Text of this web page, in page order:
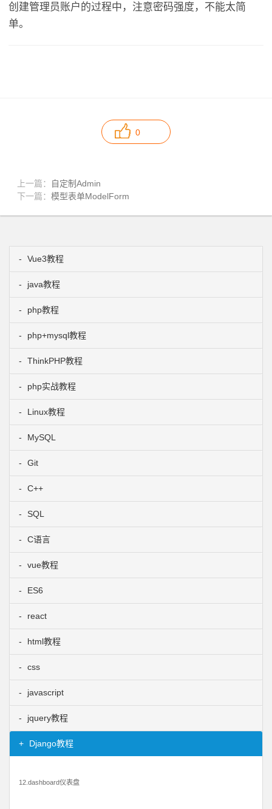
创建管理员账户的过程中，注意密码强度，不能太简
单。
0
上一篇：
自定制Admin
下一篇： 模型表单ModelForm
Vue3教程
java教程
php教程
php+mysql教程
ThinkPHP教程
php实战教程
Linux教程
MySQL
Git
C++
SQL
C语言
vue教程
ES6
react
html教程
css
javascript
jquery教程
Django教程
12.dashboard仪表盘